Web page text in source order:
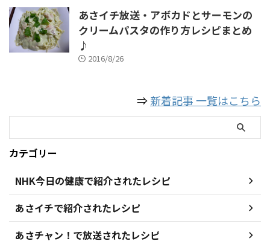
あさイチ放送・アボカドとサーモンの
クリームパスタの作り方レシピまとめ
♪
2016/8/26
⇒新着記事 一覧はこちら
カテゴリー
NHK今日の健康で紹介されたレシピ
あさイチで紹介されたレシピ
あさチャン！で放送されたレシピ